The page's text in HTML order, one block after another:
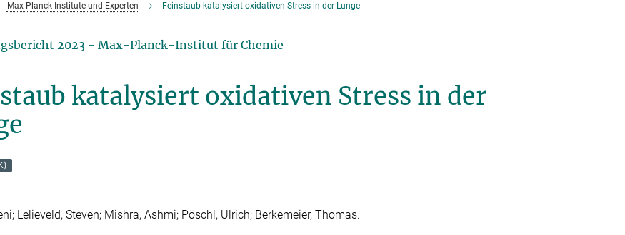
Max-Planck-Institute und Experten Feinstaub katalysiert oxidativen Stress in der Lunge
2023 - Max-Planck-Institut für Chemie
katalysiert oxidativen Stress in der
Lelieveld, Steven; Mishra, Ashmi; Pöschl, Ulrich; Berkemeier, Thomas.